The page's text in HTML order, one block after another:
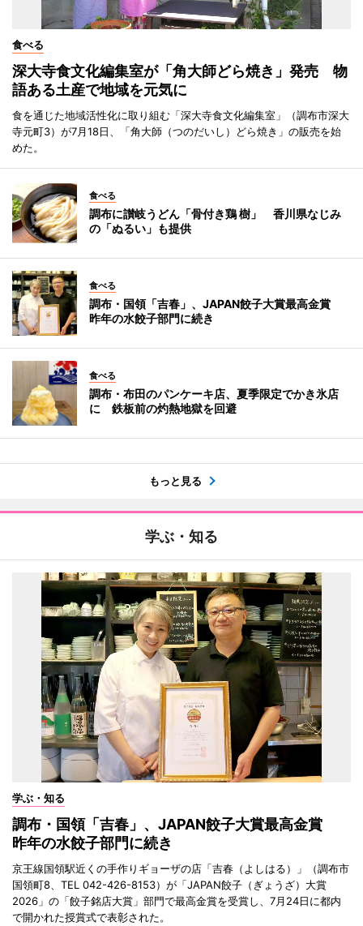
食べる
深大寺食文化編集室が「角大師どら焼き」発売 物
語ある土産で地域を元気に
食を通じた地域活性化に取り組む「深大寺食文化編集室」（調布市深大
寺元町3）が7月18日、「角大師（つのだいし）どら焼き」の販売を始
めた。
食べる
調布に讃岐うどん「骨付き鶏 樹」 香川県なじみ
の「ぬるい」も提供
食べる
調布・国領「吉春」、JAPAN餃子大賞最高金賞
昨年の水餃子部門に続き
食べる
調布・布田のパンケーキ店、夏季限定でかき氷店
に 鉄板前の灼熱地獄を回避
もっと見る
学ぶ・知る
学ぶ・知る
調布・国領「吉春」、JAPAN餃子大賞最高金賞
昨年の水餃子部門に続き
京王線国領駅近くの手作りギョーザの店「吉春（よしはる）」（調布市
国領町8、TEL 042-426-8153）が「JAPAN餃子（ぎょうざ）大賞
2026」の「餃子銘店大賞」部門で最高金賞を受賞し、7月24日に都内
で開かれた授賞式で表彰された。